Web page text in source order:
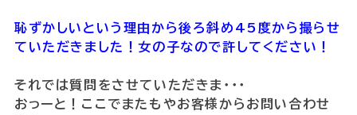
恥ずかしいという理由から後ろ斜め45度から撮らせ
ていただきました！女の子なので許してください！
それでは質問をさせていただきま・・・
おっーと！ここでまたもやお客様からお問い合わせ